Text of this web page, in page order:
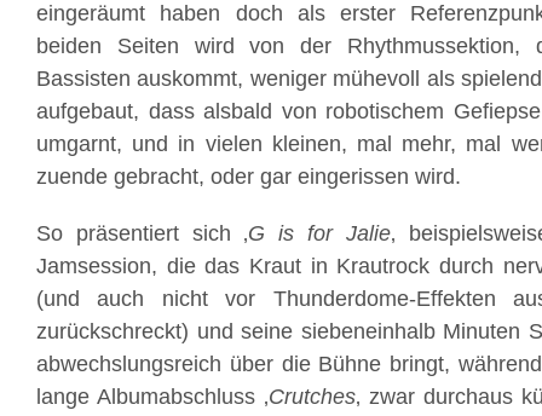
eingeräumt haben doch als erster
beiden Seiten wird von der
Bassisten auskommt, weniger mühevoll als
aufgebaut, dass alsbald von robotischem
umgarnt, und in vielen kleinen, mal mehr, mal
zuende gebracht, oder gar eingerissen wird.
So präsentiert sich ‚G is for Jalie‚
Jamsession, die das Kraut in Krautrock durch
(und auch nicht vor Thunderdome-Effekten
zurückschreckt) und seine siebeneinhalb Minuten
abwechslungsreich über die Bühne bringt,
lange Albumabschluss ‚Crutches‚ zwar durchaus